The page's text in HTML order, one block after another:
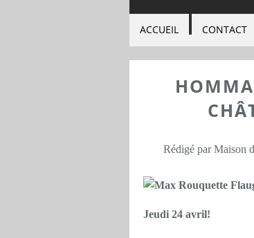
ACCUEIL CONTACT
Rédigé par Maison
Jeudi 24 avril!